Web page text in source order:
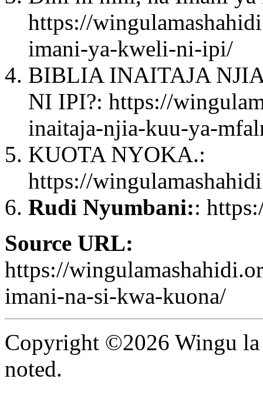
https://
imani-ya-kweli-ni-ipi/
BIBLIA INAITAJA
NI IPI?: https://
inaitaja-njia-kuu-ya-
KUOTA NYOKA.:
https://
Rudi Nyumbani::
Source URL:
https://
imani-na-si-kwa-kuona/
Copyright ©2026 Wingu la
noted.